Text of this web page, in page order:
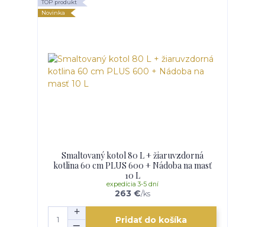
TOP produkt
Novinka
Smaltovaný kotol 80 L + žiaruvzdorná
kotlina 60 cm PLUS 600 + Nádoba na masť
10 L
263 €/ks
expedícia 3-5 dní
Pridať do košíka